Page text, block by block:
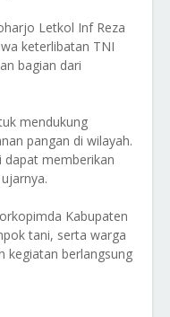
Letkol Inf Reza
keterlibatan TNI
bagian dari
mendukung
pangan di wilayah.
dapat memberikan
Kabupaten
tani, serta warga
kegiatan berlangsung